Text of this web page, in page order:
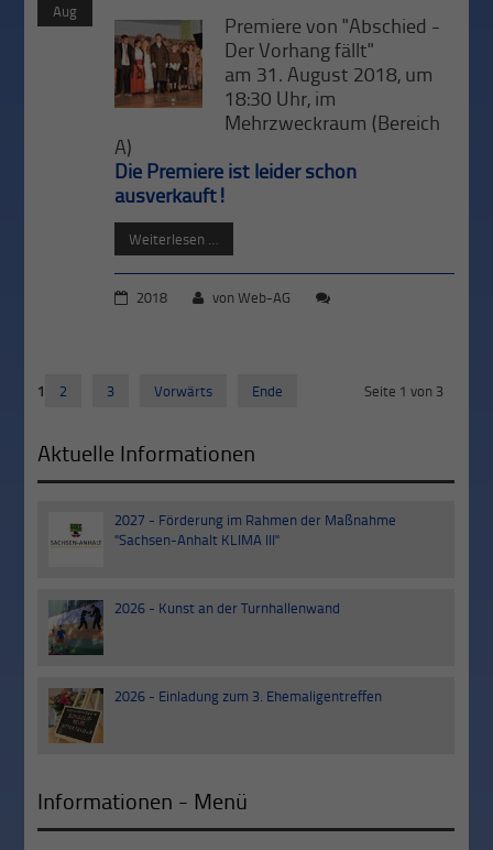
Aug
Premiere von "Abschied -
Der Vorhang fällt"
am 31. August 2018, um
18:30 Uhr, im
Mehrzweckraum (Bereich
A)
Die Premiere ist leider schon
ausverkauft!
Weiterlesen …
2018 vonWeb-AG
Seite 1 von 3
1 2 3 Vorwärts Ende
Aktuelle Informationen
30
2027 - Förderung im Rahmen der Maßnahme
"Sachsen-Anhalt KLIMA III"
03
Jul
2026 - Kunst an der Turnhallenwand
20
Jun
2026 - Einladung zum 3. Ehemaligentreffen
Informationen - Menü